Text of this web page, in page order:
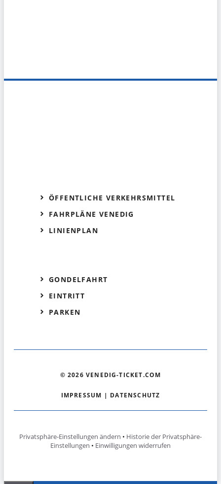
ÖFFENTLICHE VERKEHRSMITTEL
FAHRPLÄNE VENEDIG
LINIENPLAN
GONDELFAHRT
EINTRITT
PARKEN
© 2026 VENEDIG-TICKET.COM
IMPRESSUM | DATENSCHUTZ
Privatsphäre-Einstellungen ändern • Historie der Privatsphäre-
Einstellungen • Einwilligungen widerrufen